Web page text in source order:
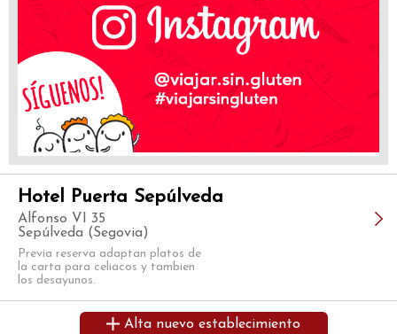
Hotel Puerta Sepúlveda
Alfonso VI 35
Sepúlveda (Segovia)
Previa reserva adaptan platos de
la carta para celiacos y tambien
los desayunos.
Alta nuevo establecimiento